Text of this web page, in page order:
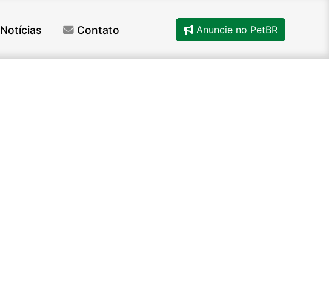
Notícias Contato Anuncie no PetBR